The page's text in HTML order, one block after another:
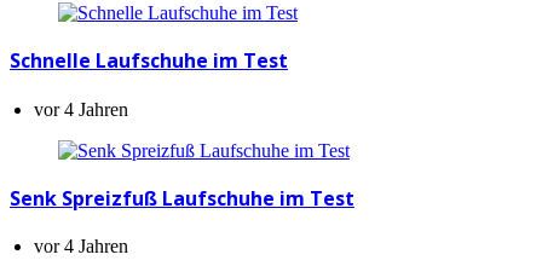
Schnelle Laufschuhe im Test
vor 4 Jahren
Senk Spreizfuß Laufschuhe im Test
vor 4 Jahren